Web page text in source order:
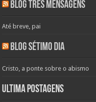
Blog Três Mensagens
Até breve, pai
Blog Sétimo Dia
Cristo, a ponte sobre o abismo
Ultima Postagens